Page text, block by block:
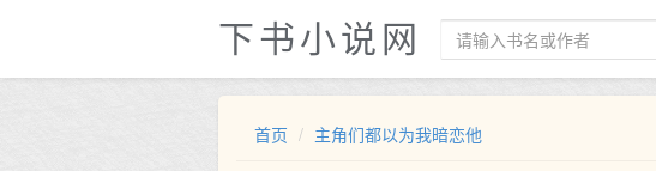
下书小说网
首页 主角们都以为我暗恋他